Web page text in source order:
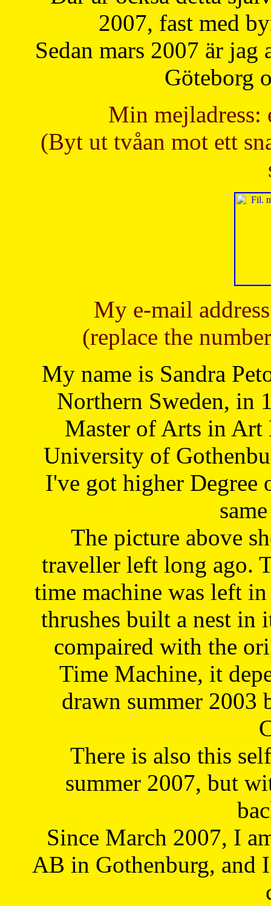
2007, fast med
Sedan mars 2007 är
Göteborg
Min mejladress:
(Byt ut tvåan mot ett
My e-mail
(replace the
My name is Sandra
Northern Sweden, in
Master of Arts in Art
University of
I've got higher Degree
The picture above
traveller left long ago.
time machine was left
thrushes built a nest in
compaired with the
Time Machine, it
drawn summer 2003
There is also this
summer 2007, but
Since March 2007, I
AB in Gothenburg, and